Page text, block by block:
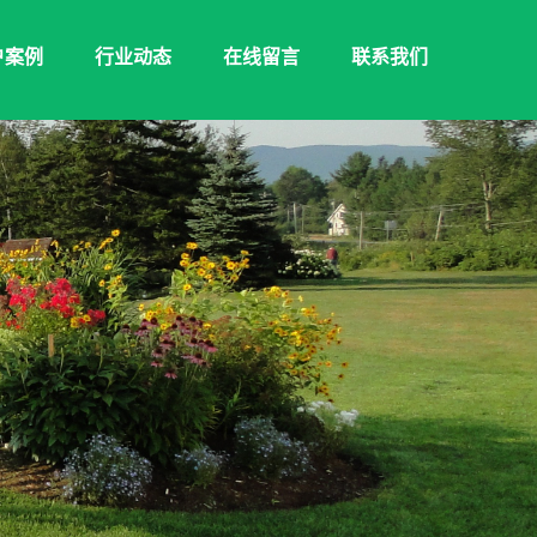
例 行业动态 在线留言 联系我们